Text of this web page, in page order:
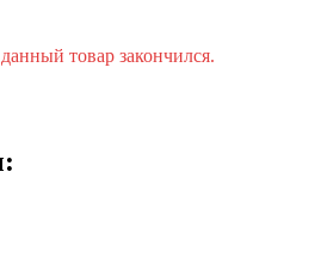
товар закончился.